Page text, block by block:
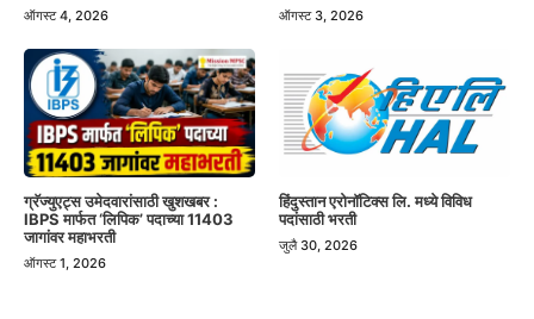
ऑगस्ट 4, 2026 ऑगस्ट 3, 2026
ग्रॅज्युएट्स उमेदवारांसाठी खुशखबर :
IBPS मार्फत ‘लिपिक’ पदाच्या 11403
जागांवर महाभरती
ऑगस्ट 1, 2026
हिंदुस्तान एरोनॉटिक्स लि. मध्ये विविध
पदांसाठी भरती
जुलै 30, 2026